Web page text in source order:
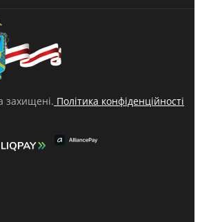
захищені. Політика конфіденційності